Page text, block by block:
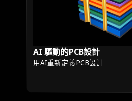
AI 驅動的PCB設計
用AI重新定義PCB設計